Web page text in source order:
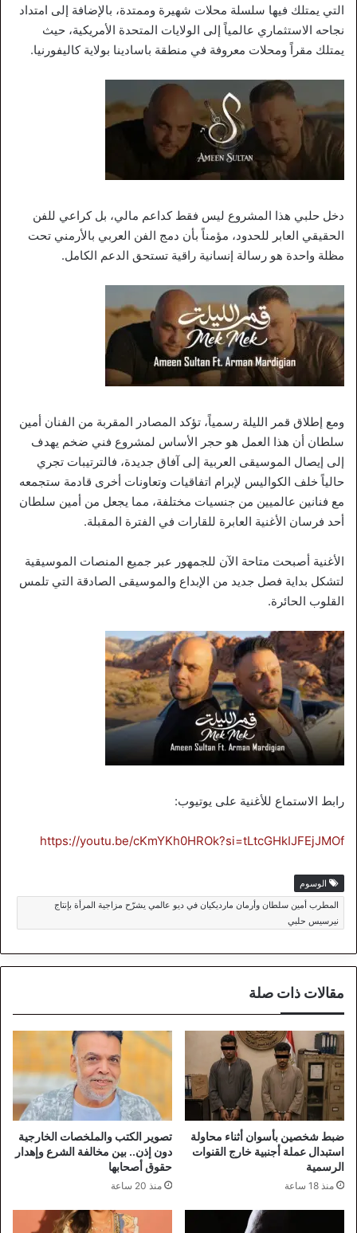
التي يمتلك فيها سلسلة محلات شهيرة وممتدة، بالإضافة إلى امتداد
نجاحه الاستثماري عالمياً إلى الولايات المتحدة الأمريكية، حيث
يمتلك مقراً ومحلات معروفة في منطقة باسادينا بولاية كاليفورنيا.
دخل حلبي هذا المشروع ليس فقط كداعم مالي، بل كراعي للفن
الحقيقي العابر للحدود، مؤمناً بأن دمج الفن العربي بالأرمني تحت
مظلة واحدة هو رسالة إنسانية راقية تستحق الدعم الكامل.
ومع إطلاق قمر الليلة رسمياً، تؤكد المصادر المقربة من الفنان أمين
سلطان أن هذا العمل هو حجر الأساس لمشروع فني ضخم يهدف
إلى إيصال الموسيقى العربية إلى آفاق جديدة، فالترتيبات تجري
حالياً خلف الكواليس لإبرام اتفاقيات وتعاونات أخرى قادمة ستجمعه
مع فنانين عالميين من جنسيات مختلفة، مما يجعل من أمين سلطان
أحد فرسان الأغنية العابرة للقارات في الفترة المقبلة.
الأغنية أصبحت متاحة الآن للجمهور عبر جميع المنصات الموسيقية
لتشكل بداية فصل جديد من الإبداع والموسيقى الصادقة التي تلمس
القلوب الحائرة.
رابط الاستماع للأغنية على يوتيوب:
https://youtu.be/cKmYKh0HROk?si=tLtcGHkIJFEjJMOf
الوسوم
المطرب أمين سلطان وأرمان مارديكيان في ديو عالمي يشرّح مزاجية المرأة بإنتاج
نيرسيس حلبي
مقالات ذات صلة
ضبط شخصين بأسوان أثناء محاولة
استبدال عملة أجنبية خارج القنوات
الرسمية
منذ 18 ساعة
تصوير الكتب والملخصات الخارجية
دون إذن.. بين مخالفة الشرع وإهدار
حقوق أصحابها
منذ 20 ساعة